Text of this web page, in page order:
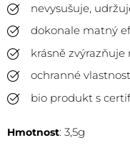
nevysušuje,
dokonale matný
krásně zvýrazňuje
ochranné
bio produkt s
Hmotnost: 3,5g